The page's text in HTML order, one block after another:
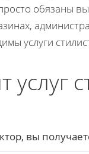
обязаны
услуги
услуг
вы